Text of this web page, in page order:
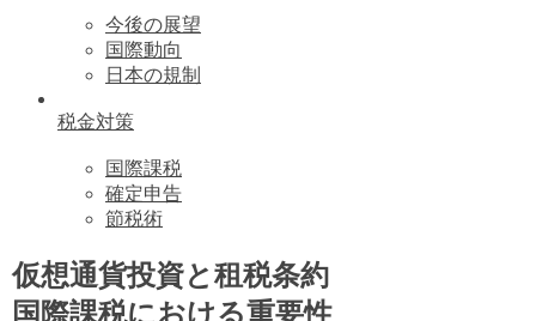
今後の展望
国際動向
日本の規制
税金対策
国際課税
確定申告
節税術
仮想通貨投資と租税条約
国際課税における重要性